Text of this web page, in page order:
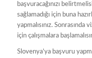
başvuracağınızı
sağlamadığı için buna
yapmalısınız.
için çalışmalara
Slovenya’ya başvuru